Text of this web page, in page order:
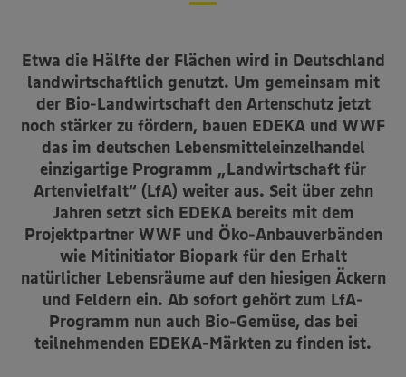
Etwa die Hälfte der Flächen wird in Deutschland
land­wirtschaftlich genutzt. Um gemeinsam mit
der Bio-Landwirtschaft den Arten­schutz jetzt
noch stärker zu fördern, bauen EDEKA und WWF
das im deutschen Lebensmit­teleinzelhandel
einzigartige Programm „Landwirtschaft für
Artenviel­falt“ (LfA) weiter aus. Seit über zehn
Jahren setzt sich EDEKA bereits mit dem
Projektpartner WWF und Öko-Anbauverbänden
wie Mitinitiator Biopark für den Erhalt
natürlicher Lebensräume auf den hiesigen Äckern
und Feldern ein. Ab sofort gehört zum LfA-
Programm nun auch Bio-Gemüse, das bei
teilnehmenden EDEKA-Märkten zu finden ist.